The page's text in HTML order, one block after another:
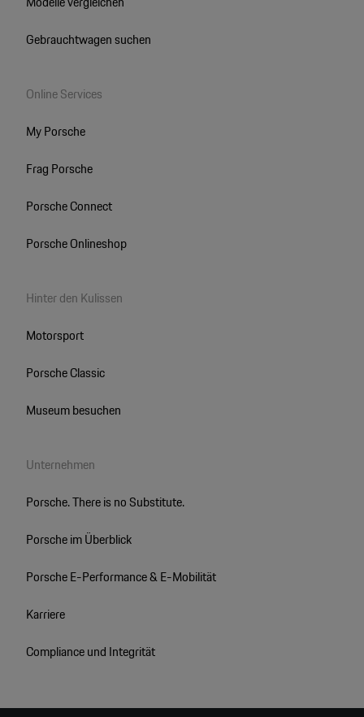
Gebrauchtwagen suchen
Online Services
My Porsche
Frag Porsche
Porsche Connect
Porsche Onlineshop
Hinter den Kulissen
Motorsport
Porsche Classic
Museum besuchen
Unternehmen
Porsche. There is no Substitute.
Porsche im Überblick
Porsche E-Performance & E-Mobilität
Karriere
Compliance und Integrität